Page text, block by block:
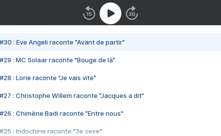
#30 : Eve Angeli raconte "Avant de partir"
#29 : MC Solaar raconte "Bouge de là"
#28 : Lorie raconte "Je vais vite"
#27 : Christophe Willem raconte "Jacques a dit"
#26 : Chimène Badi raconte "Entre nous"
#25 : Indochine raconte "3e sexe"